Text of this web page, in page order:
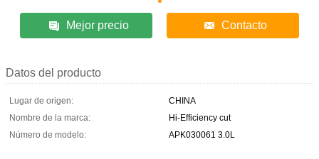
Mejor precio Contacto
Datos del producto
Lugar de origen:
CHINA
Nombre de la marca:
Hi-Efficiency cut
Número de modelo:
APK030061 3.0L